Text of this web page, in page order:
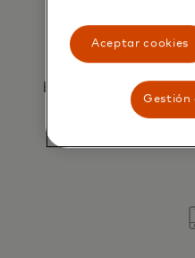
Reduce el fraude,
del cliente y genera
Inteligencia
Usa la
biometría para
fraude y
Aceptar cookies
Gestión